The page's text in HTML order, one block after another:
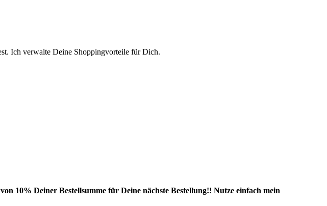
Ich verwalte Deine Shoppingvorteile für Dich.
10% Deiner Bestellsumme für Deine nächste Bestellung!! Nutze einfach mein